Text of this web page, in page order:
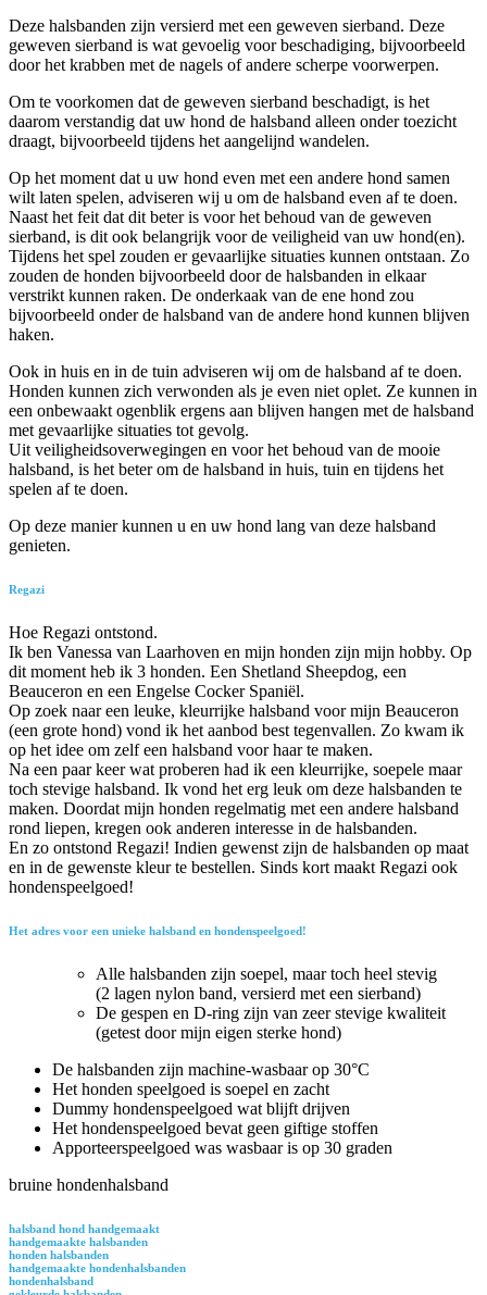
Deze halsbanden zijn versierd met een geweven sierband. Deze
geweven sierband is wat gevoelig voor beschadiging, bijvoorbeeld
door het krabben met de nagels of andere scherpe voorwerpen.
Om te voorkomen dat de geweven sierband beschadigt, is het
daarom verstandig dat uw hond de halsband alleen onder toezicht
draagt, bijvoorbeeld tijdens het aangelijnd wandelen.
Op het moment dat u uw hond even met een andere hond samen
wilt laten spelen, adviseren wij u om de halsband even af te doen.
Naast het feit dat dit beter is voor het behoud van de geweven
sierband, is dit ook belangrijk voor de veiligheid van uw hond(en).
Tijdens het spel zouden er gevaarlijke situaties kunnen ontstaan. Zo
zouden de honden bijvoorbeeld door de halsbanden in elkaar
verstrikt kunnen raken. De onderkaak van de ene hond zou
bijvoorbeeld onder de halsband van de andere hond kunnen blijven
haken.
Ook in huis en in de tuin adviseren wij om de halsband af te doen.
Honden kunnen zich verwonden als je even niet oplet. Ze kunnen in
een onbewaakt ogenblik ergens aan blijven hangen met de halsband
met gevaarlijke situaties tot gevolg.
Uit veiligheidsoverwegingen en voor het behoud van de mooie
halsband, is het beter om de halsband in huis, tuin en tijdens het
spelen af te doen.
Op deze manier kunnen u en uw hond lang van deze halsband
genieten.
Regazi
Hoe Regazi ontstond.
Ik ben Vanessa van Laarhoven en mijn honden zijn mijn hobby. Op
dit moment heb ik 3 honden. Een Shetland Sheepdog, een
Beauceron en een Engelse Cocker Spaniël.
Op zoek naar een leuke, kleurrijke halsband voor mijn Beauceron
(een grote hond) vond ik het aanbod best tegenvallen. Zo kwam ik
op het idee om zelf een halsband voor haar te maken.
Na een paar keer wat proberen had ik een kleurrijke, soepele maar
toch stevige halsband. Ik vond het erg leuk om deze halsbanden te
maken. Doordat mijn honden regelmatig met een andere halsband
rond liepen, kregen ook anderen interesse in de halsbanden.
En zo ontstond Regazi! Indien gewenst zijn de halsbanden op maat
en in de gewenste kleur te bestellen. Sinds kort maakt Regazi ook
hondenspeelgoed!
Het adres voor een unieke halsband en hondenspeelgoed!
Alle halsbanden zijn soepel, maar toch heel stevig
(2 lagen nylon band, versierd met een sierband)
De gespen en D-ring zijn van zeer stevige kwaliteit
(getest door mijn eigen sterke hond)
De halsbanden zijn machine-wasbaar op 30°C
Het honden speelgoed is soepel en zacht
Dummy hondenspeelgoed wat blijft drijven
Het hondenspeelgoed bevat geen giftige stoffen
Apporteerspeelgoed was wasbaar is op 30 graden
bruine hondenhalsband
halsband hond handgemaakt
handgemaakte halsbanden
honden halsbanden
handgemaakte hondenhalsbanden
hondenhalsband